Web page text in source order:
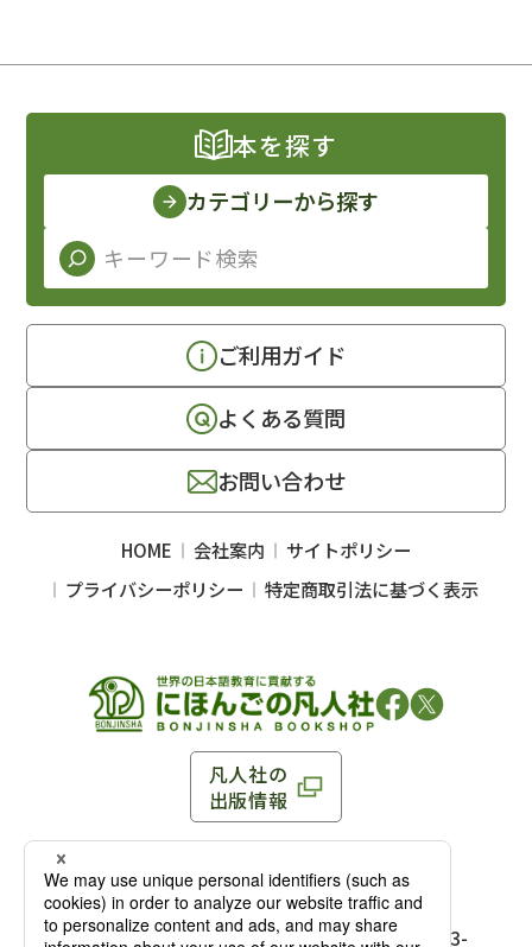
凡人社の
出版情報
〒102-0093 東京都千代田区平河町 1-3-13 8F
TEL：03-3263-3959／FAX：03-3263-3116
〒102-0093 東京都千代田区平河町1-3-
本を探す
カテゴリーから探す
ご利用ガイド
よくある質問
お問い合わせ
HOME 会社案内
サイトポリシー
プライバシーポリシー
特定商取引法に基づく表示